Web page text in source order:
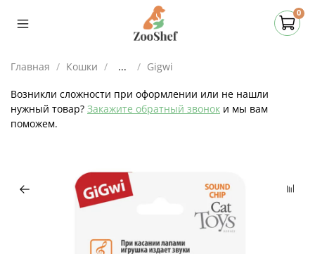
0
Главная Кошки ... Gigwi
Возникли сложности при оформлении или не нашли
нужный товар? Закажите обратный звонок и мы вам
поможем.